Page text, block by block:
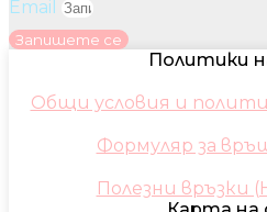
Email
Запишете се
Политики
Общи условия и
Формуляр за
Полезни връзки